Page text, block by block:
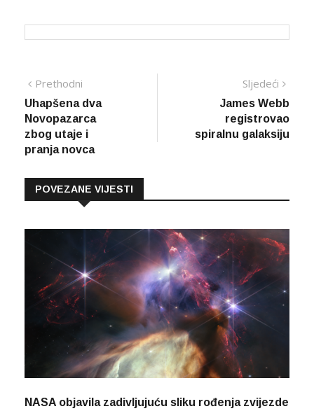
Navigacija
članaka
Prethodni
vijest
Uhapšena dva
Novopazarca
zbog utaje i
pranja novca
Sljedeći
James Webb
registrovao
spiralnu galaksiju
POVEZANE VIJESTI
NASA objavila zadivljujuću sliku rođenja zvijezde